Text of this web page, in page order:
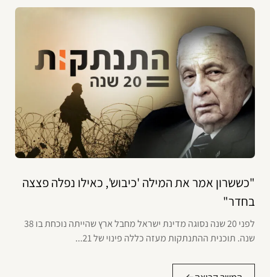
"כששרון אמר את המילה 'כיבוש', כאילו נפלה פצצה
בחדר"
לפני 20 שנה נסוגה מדינת ישראל מחבל ארץ שהייתה נוכחת בו 38
שנה. תוכנית ההתנתקות מעזה כללה פינוי של 21...